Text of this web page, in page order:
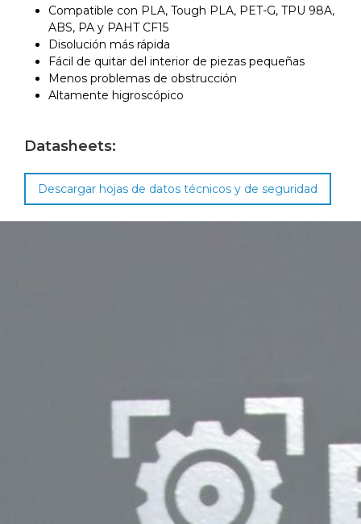
Compatible con PLA, Tough PLA, PET-G, TPU 98A,
ABS, PA y PAHT CF15
Disolución más rápida
Fácil de quitar del interior de piezas pequeñas
Menos problemas de obstrucción
Altamente higroscópico
Datasheets:
Descargar hojas de datos técnicos y de seguridad